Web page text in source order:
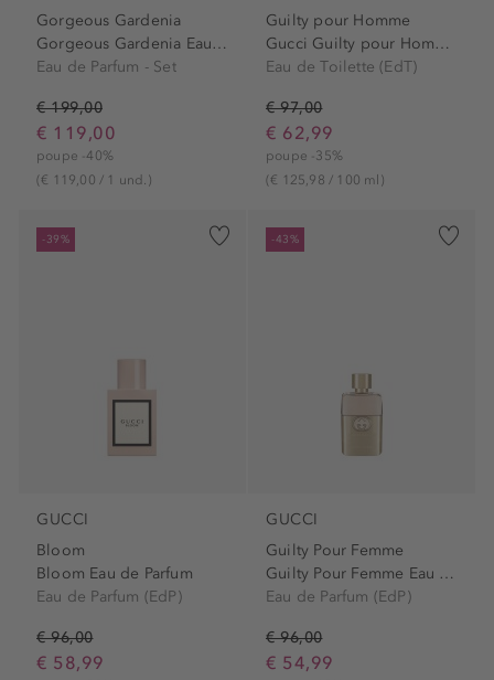
Gorgeous Gardenia
Gorgeous Gardenia Eau de...
Eau de Parfum - Set
€ 199,00
€ 119,00
poupe -40%
(€ 119,00 / 1 und.)
Guilty pour Homme
Gucci Guilty pour Homme Eau...
Eau de Toilette (EdT)
€ 97,00
€ 62,99
poupe -35%
(€ 125,98 / 100 ml)
-39%
GUCCI
Bloom
Bloom Eau de Parfum
Eau de Parfum (EdP)
€ 96,00
€ 58,99
-43%
GUCCI
Guilty Pour Femme
Guilty Pour Femme Eau de...
Eau de Parfum (EdP)
€ 96,00
€ 54,99